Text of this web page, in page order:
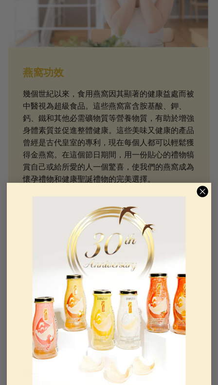
燕窩功效
幾個世紀以來，食用燕窩因其顯著的健康益處而被
中醫視為超級食品。這些燕窩富含胺基酸、鉀、
鈣、鐵和其他必需礦物質等營養物質，有助於增強
身體素質並促進整體健康。這些美味又健康的產品
曾經是古代皇室的專利，現在每個人都可以輕鬆獲
得金燕窩。在這個節日期間，用一份貼心的禮物犒
賞自己或給所愛的人一個驚喜，使我們的燕窩成為
懷孕禮物和健康聖誕禮物的完美選擇。
超優質天然燕窩